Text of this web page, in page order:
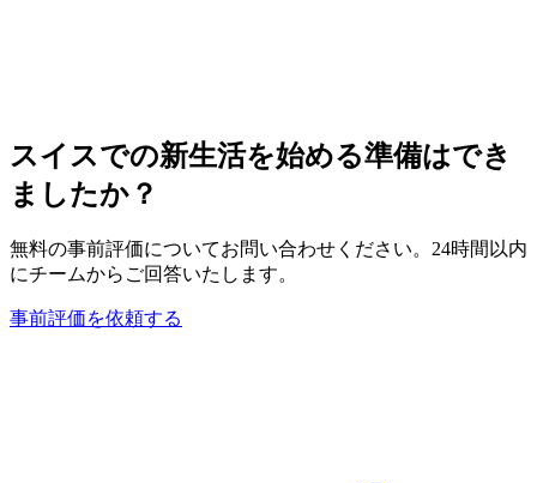
スイスでの新生活を始める準備はでき
ましたか？
無料の事前評価についてお問い合わせください。24時間以内
にチームからご回答いたします。
事前評価を依頼する